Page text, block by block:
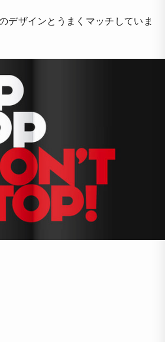
デザインとうまくマッチしていま